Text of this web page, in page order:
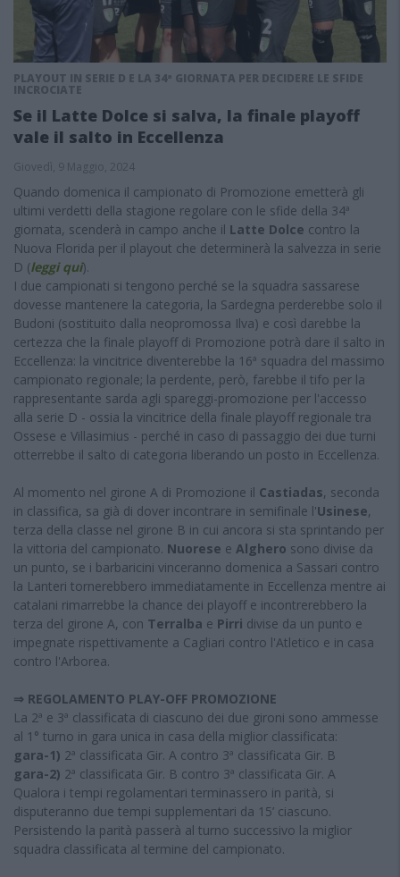
PLAYOUT IN SERIE D E LA 34ª GIORNATA PER DECIDERE LE SFIDE
INCROCIATE
Se il Latte Dolce si salva, la finale playoff
vale il salto in Eccellenza
Giovedì, 9 Maggio, 2024
Quando domenica il campionato di Promozione emetterà gli
ultimi verdetti della stagione regolare con le sfide della 34ª
giornata, scenderà in campo anche il Latte Dolce contro la
Nuova Florida per il playout che determinerà la salvezza in serie
D (leggi qui).
I due campionati si tengono perché se la squadra sassarese
dovesse mantenere la categoria, la Sardegna perderebbe solo il
Budoni (sostituito dalla neopromossa Ilva) e così darebbe la
certezza che la finale playoff di Promozione potrà dare il salto in
Eccellenza: la vincitrice diventerebbe la 16ª squadra del massimo
campionato regionale; la perdente, però, farebbe il tifo per la
rappresentante sarda agli spareggi-promozione per l'accesso
alla serie D - ossia la vincitrice della finale playoff regionale tra
Ossese e Villasimius - perché in caso di passaggio dei due turni
otterrebbe il salto di categoria liberando un posto in Eccellenza.
Al momento nel girone A di Promozione il Castiadas, seconda
in classifica, sa già di dover incontrare in semifinale l'Usinese,
terza della classe nel girone B in cui ancora si sta sprintando per
la vittoria del campionato. Nuorese e Alghero sono divise da
un punto, se i barbaricini vinceranno domenica a Sassari contro
la Lanteri tornerebbero immediatamente in Eccellenza mentre ai
catalani rimarrebbe la chance dei playoff e incontrerebbero la
terza del girone A, con Terralba e Pirri divise da un punto e
impegnate rispettivamente a Cagliari contro l'Atletico e in casa
contro l'Arborea.
⇒ REGOLAMENTO PLAY-OFF PROMOZIONE
La 2ª e 3ª classificata di ciascuno dei due gironi sono ammesse
al 1° turno in gara unica in casa della miglior classificata:
gara-1) 2ª classificata Gir. A contro 3ª classificata Gir. B
gara-2) 2ª classificata Gir. B contro 3ª classificata Gir. A
Qualora i tempi regolamentari terminassero in parità, si
disputeranno due tempi supplementari da 15’ ciascuno.
Persistendo la parità passerà al turno successivo la miglior
squadra classificata al termine del campionato.